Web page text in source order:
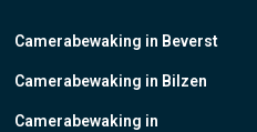
Camerabewaking in Beverst
Camerabewaking in Bilzen
Camerabewaking in